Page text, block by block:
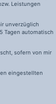
Leistungen
unverzüglich
Tagen automatisch
sofern von mir
eingestellten